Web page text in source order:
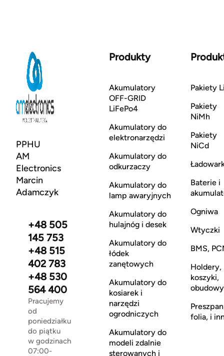
PPHU
AM
Electronics
Marcin
Adamczyk
+48 505
145 753
+48 515
402 783
+48 530
564 400
Pracujemy
od
poniedziałku
do piątku
w godzinach
07:00-
Produkty
Akumulatory
OFF-GRID
LiFePo4
Akumulatory do
elektronarzędzi
Akumulatory do
odkurzaczy
Akumulatory do
lamp awaryjnych
Akumulatory do
hulajnóg i desek
Akumulatory do
łódek
zanętowych
Akumulatory do
kosiarek i
narzędzi
ogrodniczych
Akumulatory do
modeli zdalnie
sterowanych i
Pakiety
Pakiety
NiMh
Pakiety
NiCd
Baterie i
Ogniwa
Wtyczki
BMS,
Holdery,
koszyki,
obudowy
folia, i